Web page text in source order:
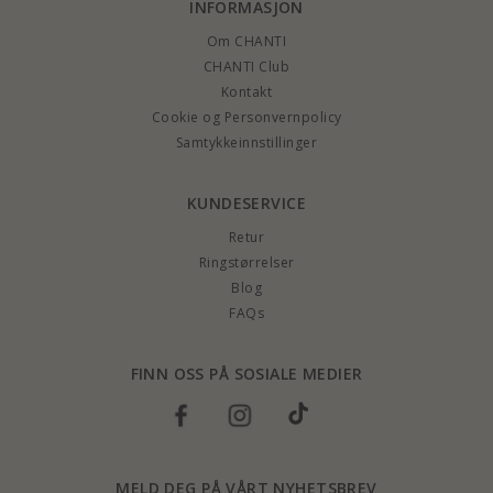
INFORMASJON
Om CHANTI
CHANTI Club
Kontakt
Cookie og Personvernpolicy
Samtykkeinnstillinger
KUNDESERVICE
Retur
Ringstørrelser
Blog
FAQs
FINN OSS PÅ SOSIALE MEDIER
MELD DEG PÅ VÅRT NYHETSBREV